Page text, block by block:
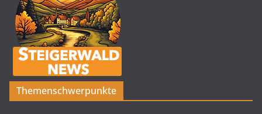
Themenschwerpunkte